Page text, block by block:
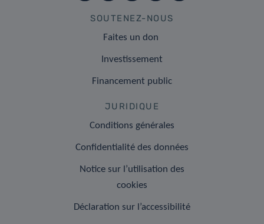
SOUTENEZ-NOUS
Faites un don
Investissement
Financement public
JURIDIQUE
Conditions générales
Confidentialité des données
Notice sur l’utilisation des
cookies
Déclaration sur l’accessibilité